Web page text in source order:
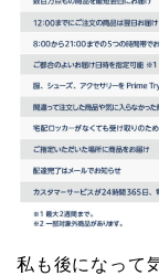
私も後になって